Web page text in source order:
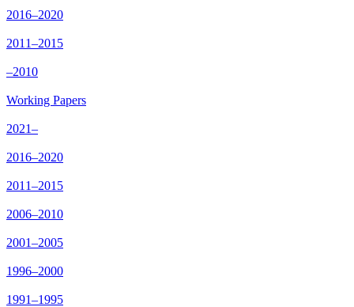
2016–2020
2011–2015
–2010
Working Papers
2021–
2016–2020
2011–2015
2006–2010
2001–2005
1996–2000
1991–1995